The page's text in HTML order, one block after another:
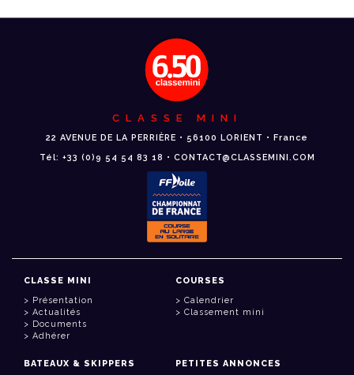
CLASSE MINI
22 AVENUE DE LA PERRIÈRE • 56100 LORIENT • France
Tél: +33 (0)9 54 54 83 18 • CONTACT@CLASSEMINI.COM
CLASSE MINI
Présentation
Actualités
Documents
Adhérer
COURSES
Calendrier
Classement mini
BATEAUX & SKIPPERS PETITES ANNONCES